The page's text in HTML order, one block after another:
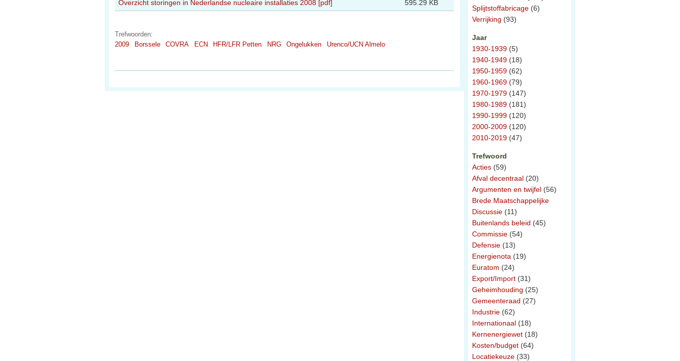
Overzicht storingen in Nederlandse nucleaire installaties 2008 [pdf] 595.29 KB
Trefwoorden:
2009
Borssele COVRA ECN HFR/LFR Petten NRG Ongelukken Urenco/UCN Almelo
Splijtstoffabricage (6)
Verrijking (93)
Jaar
1930-1939 (5)
1940-1949 (18)
1950-1959 (62)
1960-1969 (79)
1970-1979 (147)
1980-1989 (181)
1990-1999 (120)
2000-2009 (120)
2010-2019 (47)
Trefwoord
Acties (59)
Afval decentraal (20)
Argumenten en twijfel (56)
Brede Maatschappelijke
Discussie (11)
Buitenlands beleid (45)
Commissie (54)
Defensie (13)
Energienota (19)
Euratom (24)
Export/Import (31)
Geheimhouding (25)
Gemeenteraad (27)
Industrie (62)
Internationaal (18)
Kernenergiewet (18)
Kosten/budget (64)
Locatiekeuze (33)